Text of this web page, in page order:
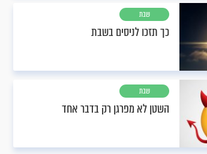
שבת
כך תזכו לניסים בשבת
שבת
השטן לא מפרגן רק בדבר אחד